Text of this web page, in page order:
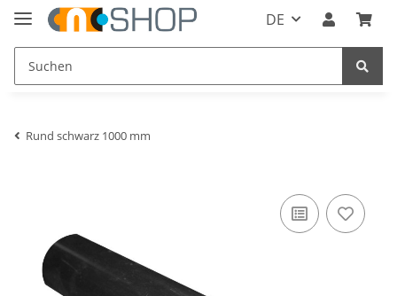
DE
Rund schwarz 1000 mm